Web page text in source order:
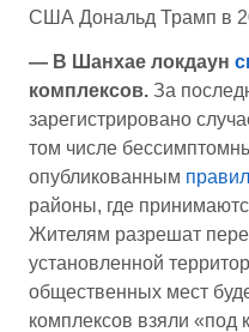
США Дональд Трамп в
— В Шанхае локдаун
комплексов. За
зарегистрировано
том числе
опубликованным
районы, где
Жителям разрешат
установленной
общественных мест
комплексов взяли «под